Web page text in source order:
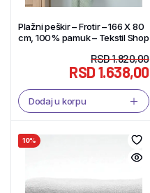
Plažni peškir – Frotir – 166 X 80
cm, 100% pamuk – Tekstil Shop
RSD1.820,00
RSD1.638,00
Dodaj u korpu
10%